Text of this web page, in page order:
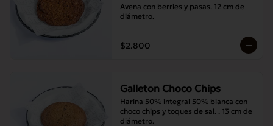
Avena con berries y pasas. 12 cm de
diámetro.
$2.800
Galleton Choco Chips
Harina 50% integral 50% blanca con
choco chips y toques de sal. . 13 cm de
diámetro.